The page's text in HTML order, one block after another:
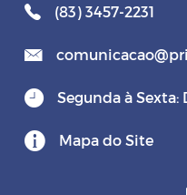
(83) 3457-2231
Segunda à Sexta:
Mapa do Site